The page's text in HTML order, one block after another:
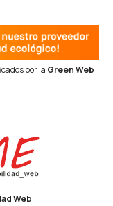
por la Green Web
Web